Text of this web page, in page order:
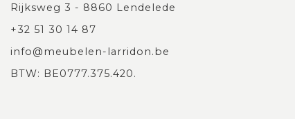
Rijksweg 3 - 8860 Lendelede
+32 51 30 14 87
info@meubelen-larridon.be
BTW: BE0777.375.420.